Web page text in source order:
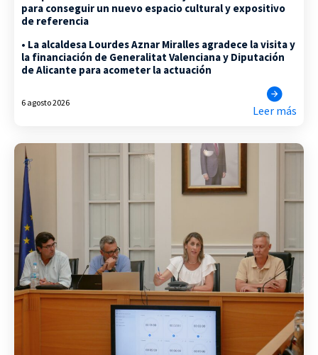
para conseguir un nuevo espacio cultural y expositivo
de referencia
• La alcaldesa Lourdes Aznar Miralles agradece la visita y
la financiación de Generalitat Valenciana y Diputación
de Alicante para acometer la actuación
6 agosto 2026
Leer más